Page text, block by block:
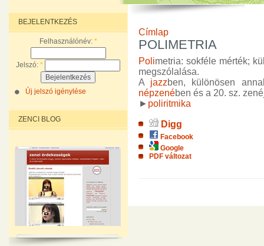
BEJELENTKEZÉS
Felhasználónév: *
Jelszó: *
Új jelszó igénylése
ZENCI BLOG
Címlap
POLIMETRIA
Polimetria: sokféle mérték;
megszólalása.
A jazzben, különösen
népzenében és a 20. sz.
► poliritmika
Digg
Facebook
Google
PDF változat